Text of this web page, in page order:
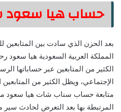
حساب هيا
بعد الحزن الذي سادت بين المتابعين
المملكة العربية السعودية هيا سعود
الكثير من المتابعين عبر حساباتها
الإجتماعي، ويظل الكثير من
متابعة حساب سناب شات هيا سعود من
المرتبطة بها بعد التعرض لحادث